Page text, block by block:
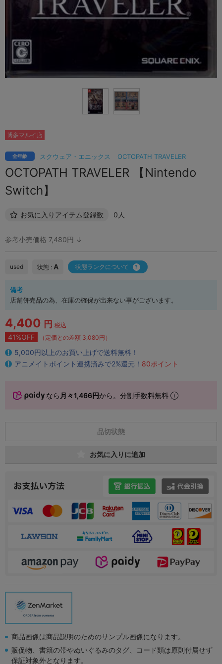
スクウェア・エニックス OCTOPATH TRAVELER
全年齢
OCTOPATH TRAVELER 【Nintendo
Switch】
お気に入りアイテム登録数 0人
博多マルイ店
参考小売価格 7,480円 ↓
used 状態 : A 状態ランクについて
備考
店舗併売品の為、在庫の確保が出来ない事がございます。
4,400 円 税込
41%OFF （定価との差額 3,080円）
5,000円以上のお買い上げで送料無料！
アニメイトポイント連携済みで2%還元！ 80ポイント
なら 月々1,466円から。分割手数料無料
品切状態
お気に入りに追加
商品画像は商品説明のためのサンプル画像になります。
販促物、書籍の帯やぬいぐるみのタグ、コード類は原則付属せず
保証対象外となります。